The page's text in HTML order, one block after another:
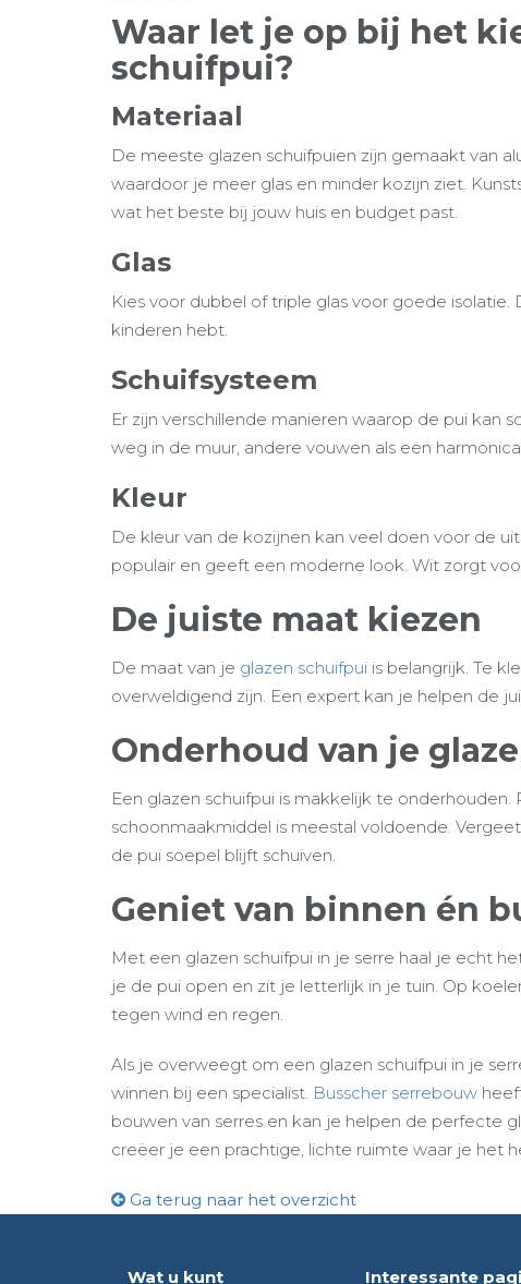
Waar let je op bij het
schuifpui?
Materiaal
De meeste glazen schuifpuien zijn gemaakt van
waardoor je meer glas en minder kozijn ziet.
wat het beste bij jouw huis en budget past.
Glas
Kies voor dubbel of triple glas voor goede
kinderen hebt.
Schuifsysteem
Er zijn verschillende manieren waarop de pui kan
weg in de muur, andere vouwen als een
Kleur
De kleur van de kozijnen kan veel doen voor de
populair en geeft een moderne look. Wit zorgt
De juiste maat kiezen
De maat van je glazen schuifpui is belangrijk. Te
overweldigend zijn. Een expert kan je helpen de
Onderhoud van je
Een glazen schuifpui is makkelijk te
schoonmaakmiddel is meestal voldoende.
de pui soepel blijft schuiven.
Geniet van binnen én
Met een glazen schuifpui in je serre haal je echt
je de pui open en zit je letterlijk in je tuin. Op
tegen wind en regen.
Als je overweegt om een glazen schuifpui in je
winnen bij een specialist. Busscher serrebouw
bouwen van serres en kan je helpen de perfecte
creëer je een prachtige, lichte ruimte waar je het
Ga terug naar het overzicht
Wat u kunt Interessante